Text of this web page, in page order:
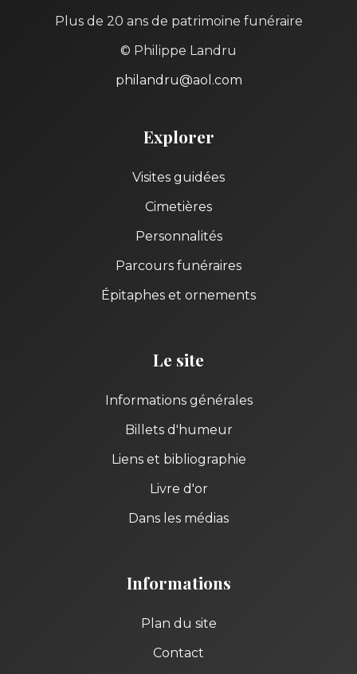
Plus de 20 ans de patrimoine funéraire
© Philippe Landru
philandru@aol.com
Explorer
Visites guidées
Cimetières
Personnalités
Parcours funéraires
Épitaphes et ornements
Le site
Informations générales
Billets d'humeur
Liens et bibliographie
Livre d'or
Dans les médias
Informations
Plan du site
Contact